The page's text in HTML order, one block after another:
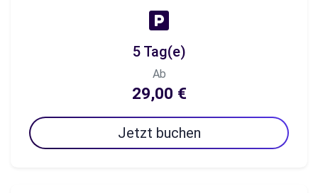
5 Tag(e)
Ab
29,00 €
Jetzt buchen